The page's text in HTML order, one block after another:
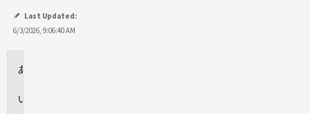
Last Updated:
6/3/2026, 9:06:40 AM